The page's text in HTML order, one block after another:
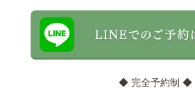
◆ 完全予約制 ◆